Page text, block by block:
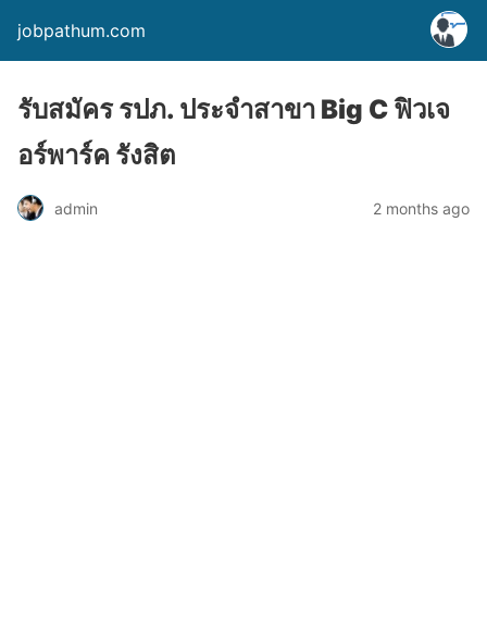
jobpathum.com
รับสมัคร รปภ. ประจำสาขา Big C ฟิวเจ
อร์พาร์ค รังสิต
admin 2 months ago